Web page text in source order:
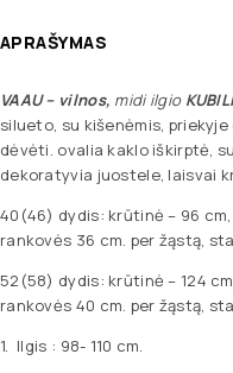
APRAŠYMAS
VAAU – vilnos, midi ilgio
silueto, su kišenėmis,
dėvėti. ovalia kaklo iškirptė,
dekoratyvia juostele, laisvai
40(46) dydis: krūtinė – 96 cm,
rankovės 36 cm. per žąstą,
52(58) dydis: krūtinė – 124
rankovės 40 cm. per žąstą,
1. Ilgis : 98- 110 cm.